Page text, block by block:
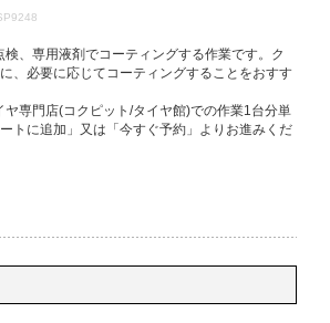
検、専用液剤でコーティングする作業です。ク
、必要に応じてコーティングすることをおすす
ヤ専門店(コクピット/タイヤ館)での作業1台分単
トに追加」又は「今すぐ予約」よりお進みくだ